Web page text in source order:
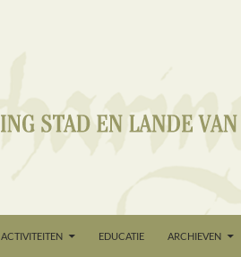
ACTIVITEITEN EDUCATIE ARCHIEVEN